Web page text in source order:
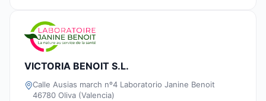
VICTORIA BENOIT S.L.
Calle Ausias march nº4 Laboratorio Janine Benoit
46780 Oliva (Valencia)